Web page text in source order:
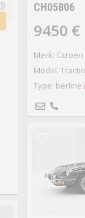
CH05806
9450 €
Merk: Citroen
Model:
Type: berline